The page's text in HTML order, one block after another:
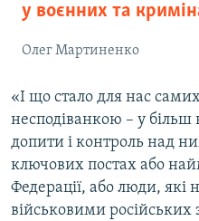
у воєнних та
Олег Мартиненко
«І що стало для нас
несподіванкою – у більш
допити і контроль над
ключових постах або
Федерації, або люди,
військовими